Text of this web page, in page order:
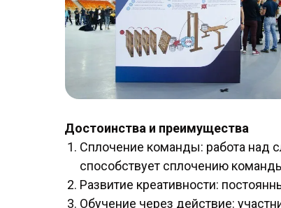
Достоинства и преимущества
Сплочение команды: работа над
способствует сплочению
Развитие креативности:
Обучение через действие: